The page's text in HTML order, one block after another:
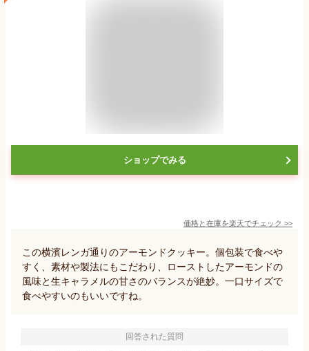
ショップでみる
価格と在庫を楽天でチェック >>
この横濱レンガ通りのアーモンドクッキー。個包装で食べや
すく、素材や製法にもこだわり、ローストしたアーモンドの
風味と生キャラメルの甘さのバランスが絶妙。一口サイズで
食べやすいのもいいですね。
回答された質問